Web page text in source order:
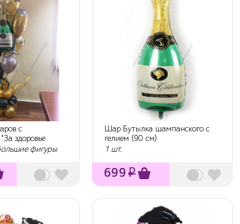
с
здоровье
фигуры
Шар Бутылка шампанского с
гелием (90 см)
1 шт.
699 ₽